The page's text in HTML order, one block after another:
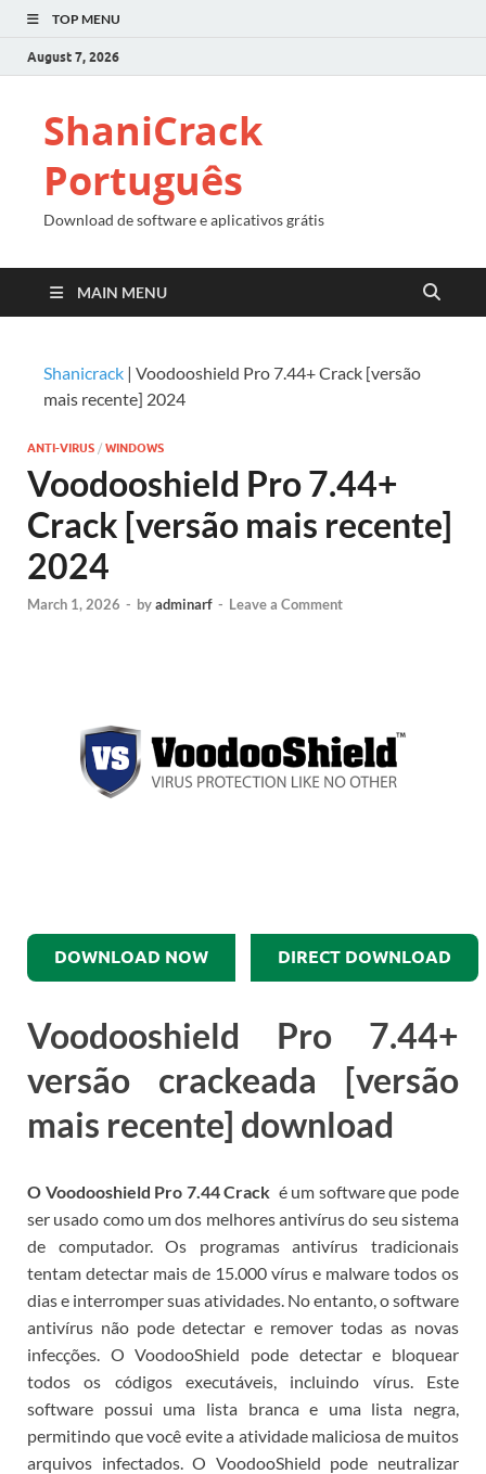
TOP MENU
August 7, 2026
ShaniCrack
Português
Download de software e aplicativos grátis
MAIN MENU
Shanicrack | Voodooshield Pro 7.44+ Crack [versão
mais recente] 2024
ANTI-VIRUS / WINDOWS
Voodooshield Pro 7.44+
Crack [versão mais recente]
2024
March 1, 2026 - byadminarf - Leave a Comment
DOWNLOAD NOW DIRECT DOWNLOAD
Voodooshield Pro 7.44+
versão crackeada [versão
mais recente] download
O Voodooshield Pro 7.44 Crack é um software que pode
ser usado como um dos melhores antivírus do seu sistema
de computador.Os programas antivírus tradicionais
tentam detectar mais de 15.000 vírus e malware todos os
dias e interromper suas atividades. No entanto, o software
antivírus não pode detectar e remover todas as novas
infecções. O VoodooShield pode detectar e bloquear
todos os códigos executáveis, incluindo vírus. Este
software possui uma lista branca e uma lista negra,
permitindo que você evite a atividade maliciosa de muitos
arquivos infectados.O VoodooShield pode neutralizar